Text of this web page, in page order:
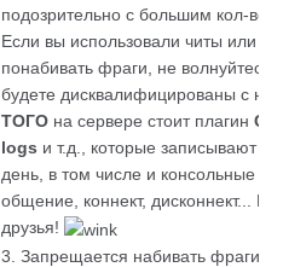
подозрительно с большим кол-
Если вы использовали читы или
понабивать фраги, не волнуйтесь,
будете дисквалифицированы с
ТОГО на сервере стоит плагин
logs и т.д., которые записывают
день, в том числе и консольные
общение, коннект, дисконнект...
друзья!
3. Запрещается набивать фраги